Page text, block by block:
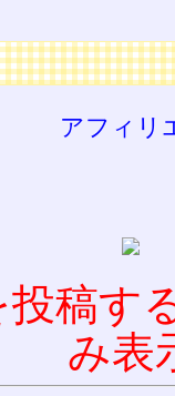
アフィリ
稿す
み表